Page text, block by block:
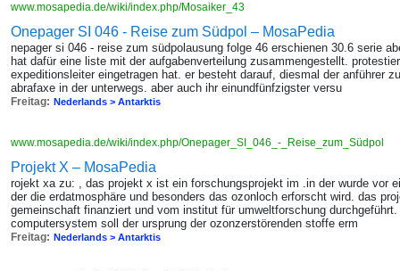
www.mosapedia.de/wiki/index.php/Mosaiker_43
Onepager SI 046 - Reise zum Südpol – MosaPedia
nepager si 046 - reise zum südpolausung folge 46 erschienen 30.6 serie
hat dafür eine liste mit der aufgabenverteilung zusammengestellt.
expeditionsleiter eingetragen hat. er besteht darauf, diesmal der anführer
abrafaxe in der unterwegs. aber auch ihr einundfünfzigster versu
Freitag: Nederlands > Antarktis
www.mosapedia.de/wiki/index.php/Onepager_SI_046_-_Reise_zum_Südpol
Projekt X – MosaPedia
rojekt xa zu: , das projekt x ist ein forschungsprojekt im .in der wurde vor
der die erdatmosphäre und besonders das ozonloch erforscht wird. das
gemeinschaft finanziert und vom institut für umweltforschung
computersystem soll der ursprung der ozonzerstörenden stoffe erm
Freitag: Nederlands > Antarktis